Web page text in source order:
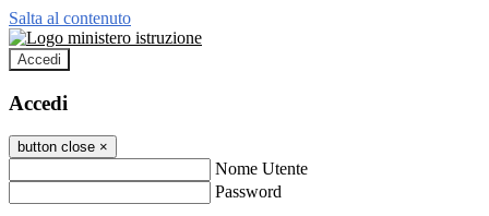
Salta al contenuto
Accedi
Accedi
button close ×
Nome Utente
Password